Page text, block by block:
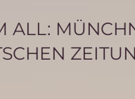
ALL: